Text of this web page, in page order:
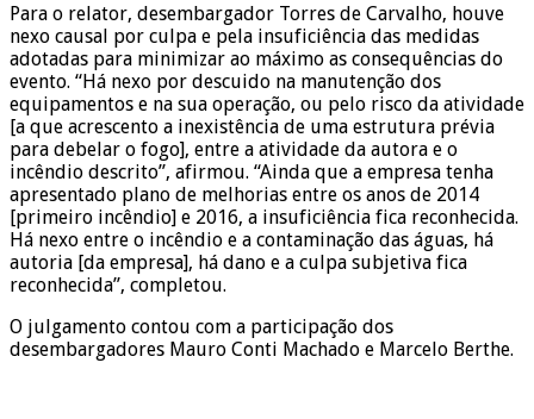
Para o relator, desembargador Torres de Carvalho, houve
nexo causal por culpa e pela insuficiência das medidas
adotadas para minimizar ao máximo as consequências do
evento. “Há nexo por descuido na manutenção dos
equipamentos e na sua operação, ou pelo risco da atividade
[a que acrescento a inexistência de uma estrutura prévia
para debelar o fogo], entre a atividade da autora e o
incêndio descrito”, afirmou. “Ainda que a empresa tenha
apresentado plano de melhorias entre os anos de 2014
[primeiro incêndio] e 2016, a insuficiência fica reconhecida.
Há nexo entre o incêndio e a contaminação das águas, há
autoria [da empresa], há dano e a culpa subjetiva fica
reconhecida”, completou.
O julgamento contou com a participação dos
desembargadores Mauro Conti Machado e Marcelo Berthe.